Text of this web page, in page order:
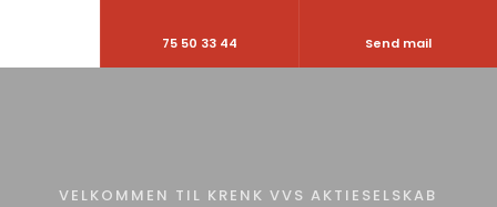
75 50 33 44 Send mail
VELKOMMEN TIL KRENK VVS AKTIESELSKAB